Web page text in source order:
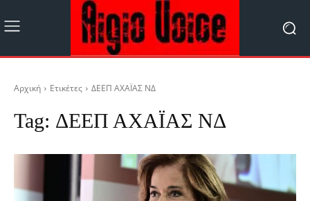
Αρχική Ετικέτες ΔΕΕΠ ΑΧΑΪΑΣ ΝΔ
Tag: ΔΕΕΠ ΑΧΑΪΑΣ ΝΔ